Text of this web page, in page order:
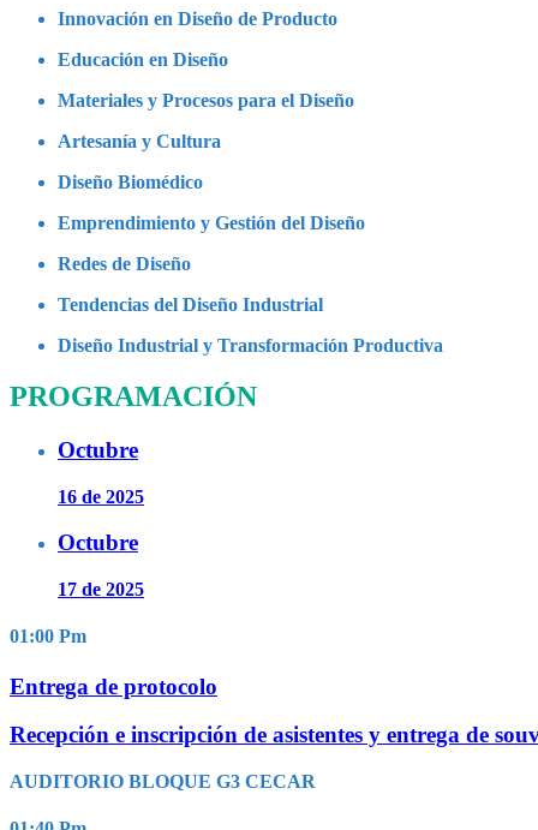
Innovación en Diseño de Producto
Educación en Diseño
Materiales y Procesos para el Diseño
Artesanía y Cultura
Diseño Biomédico
Emprendimiento y Gestión del Diseño
Redes de Diseño
Tendencias del Diseño Industrial
Diseño Industrial y Transformación Productiva
PROGRAMACIÓN
Octubre
16 de 2025
Octubre
17 de 2025
01:00 Pm
Entrega de protocolo
Recepción e inscripción de asistentes y entrega de
AUDITORIO BLOQUE G3 CECAR